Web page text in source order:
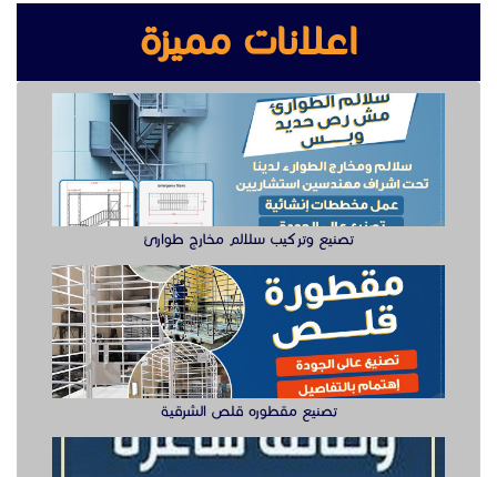
اعلانات مميزة
تصنيع وتركيب سلالم مخارج طوارئ
تصنيع مقطوره قلص الشرقية